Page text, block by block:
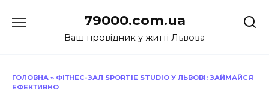
до
79000.com.ua
Ваш провідник у житті Львова
ГОЛОВНА » ФІТНЕС-ЗАЛ SPORTIE STUDIO У ЛЬВОВІ: ЗАЙМАЙСЯ
ЕФЕКТИВНО